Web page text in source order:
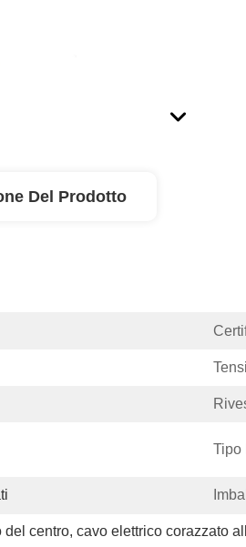
Del Prodotto
Tipo
centro, cavo elettrico corazzato